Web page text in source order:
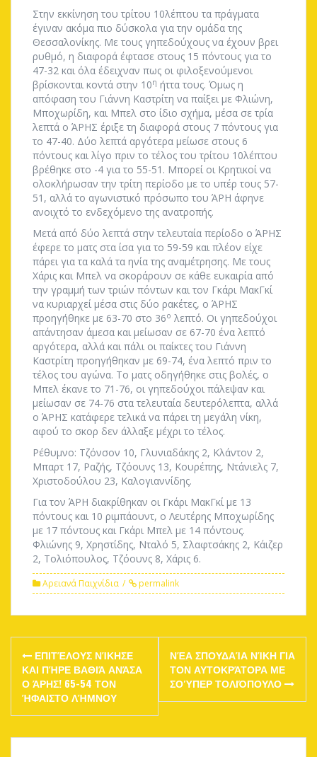
Στην εκκίνηση του τρίτου 10λέπτου τα πράγματα
έγιναν ακόμα πιο δύσκολα για την ομάδα της
Θεσσαλονίκης. Με τους γηπεδούχους να έχουν βρει
ρυθμό, η διαφορά έφτασε στους 15 πόντους για το
47-32 και όλα έδειχναν πως οι φιλοξενούμενοι
βρίσκονται κοντά στην 10η ήττα τους. Όμως η
απόφαση του Γιάννη Καστρίτη να παίξει με Φλιώνη,
Μποχωρίδη, και Μπελ στο ίδιο σχήμα, μέσα σε τρία
λεπτά ο ΆΡΗΣ έριξε τη διαφορά στους 7 πόντους για
το 47-40. Δύο λεπτά αργότερα μείωσε στους 6
πόντους και λίγο πριν το τέλος του τρίτου 10λέπτου
βρέθηκε στο -4 για το 55-51. Μπορεί οι Κρητικοί να
ολοκλήρωσαν την τρίτη περίοδο με το υπέρ τους 57-
51, αλλά το αγωνιστικό πρόσωπο του ΆΡΗ άφηνε
ανοιχτό το ενδεχόμενο της ανατροπής.
Μετά από δύο λεπτά στην τελευταία περίοδο ο ΆΡΗΣ
έφερε το ματς στα ίσα για το 59-59 και πλέον είχε
πάρει για τα καλά τα ηνία της αναμέτρησης. Με τους
Χάρις και Μπελ να σκοράρουν σε κάθε ευκαιρία από
την γραμμή των τριών πόντων και τον Γκάρι ΜακΓκί
να κυριαρχεί μέσα στις δύο ρακέτες, ο ΆΡΗΣ
προηγήθηκε με 63-70 στο 36ο λεπτό. Οι γηπεδούχοι
απάντησαν άμεσα και μείωσαν σε 67-70 ένα λεπτό
αργότερα, αλλά και πάλι οι παίκτες του Γιάννη
Καστρίτη προηγήθηκαν με 69-74, ένα λεπτό πριν το
τέλος του αγώνα. Το ματς οδηγήθηκε στις βολές, ο
Μπελ έκανε το 71-76, οι γηπεδούχοι πάλεψαν και
μείωσαν σε 74-76 στα τελευταία δευτερόλεπτα, αλλά
ο ΆΡΗΣ κατάφερε τελικά να πάρει τη μεγάλη νίκη,
αφού το σκορ δεν άλλαξε μέχρι το τέλος.
Ρέθυμνο: Τζόνσον 10, Γλυνιαδάκης 2, Κλάντον 2,
Μπαρτ 17, Ραζής, Τζόουνς 13, Κουρέπης, Ντάνιελς 7,
Χριστοδούλου 23, Καλογιαννίδης.
Για τον ΆΡΗ διακρίθηκαν οι Γκάρι ΜακΓκί με 13
πόντους και 10 ριμπάουντ, ο Λευτέρης Μποχωρίδης
με 17 πόντους και Γκάρι Μπελ με 14 πόντους.
Φλιώνης 9, Χρηστίδης, Νταλό 5, Σλαφτσάκης 2, Κάιζερ
2, Τολιόπουλος, Τζόουνς 8, Χάρις 6.
Αρειανά Παιχνίδια permalink
Post
navigation
ΕΠΙΤΈΛΟΥΣ ΝΊΚΗΣΕ
ΚΑΙ ΠΉΡΕ ΒΑΘΙΆ ΑΝΆΣΑ
Ο ΆΡΗΣ! 65-54 ΤΟΝ
ΉΦΑΙΣΤΟ ΛΉΜΝΟΥ
ΝΈΑ ΣΠΟΥΔΑΊΑ ΝΊΚΗ ΓΙΑ
ΤΟΝ ΑΥΤΟΚΡΆΤΟΡΑ ΜΕ
ΣΟΎΠΕΡ ΤΟΛΙΌΠΟΥΛΟ